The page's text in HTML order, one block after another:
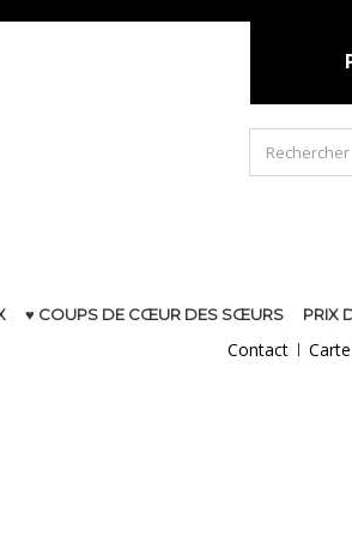
♥ COUPS DE CŒUR DES SŒURS PRIX
Contact